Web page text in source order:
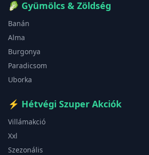
🥬 Gyümölcs & Zöldség
Banán
Alma
Burgonya
Paradicsom
Uborka
⚡ Hétvégi Szuper Akciók
Villámakció
Xxl
Szezonális